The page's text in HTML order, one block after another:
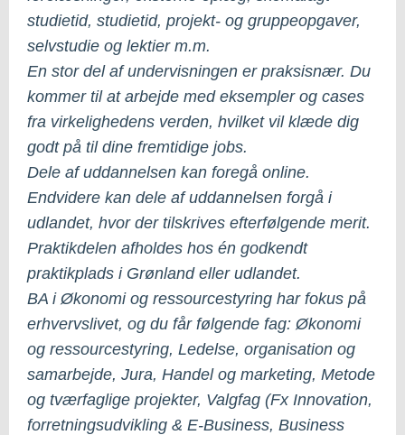
studietid, studietid, projekt- og gruppeopgaver,
selvstudie og lektier m.m.
En stor del af undervisningen er praksisnær. Du
kommer til at arbejde med eksempler og cases
fra virkelighedens verden, hvilket vil klæde dig
godt på til dine fremtidige jobs.
Dele af uddannelsen kan foregå online.
Endvidere kan dele af uddannelsen forgå i
udlandet, hvor der tilskrives efterfølgende merit.
Praktikdelen afholdes hos én godkendt
praktikplads i Grønland eller udlandet.
BA i Økonomi og ressourcestyring har fokus på
erhvervslivet, og du får følgende fag: Økonomi
og ressourcestyring, Ledelse, organisation og
samarbejde, Jura, Handel og marketing, Metode
og tværfaglige projekter, Valgfag (Fx Innovation,
forretningsudvikling & E-Business, Business